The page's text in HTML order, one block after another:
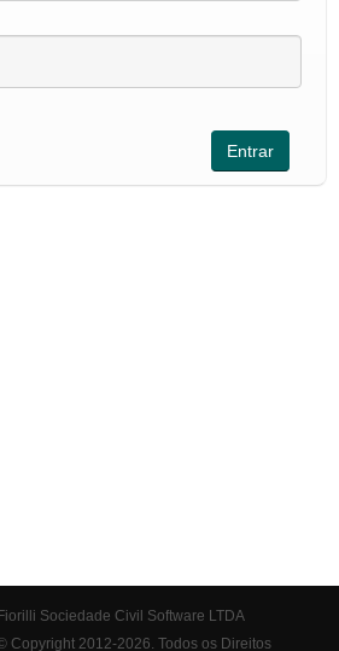
Sociedade Civil Software LTDA
Copyright 2012-2026. Todos os Direitos